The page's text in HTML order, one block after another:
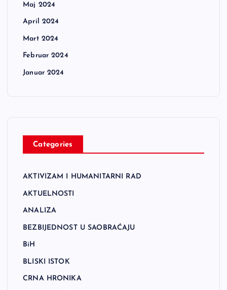
Maj 2024
April 2024
Mart 2024
Februar 2024
Januar 2024
Categories
AKTIVIZAM I HUMANITARNI RAD
AKTUELNOSTI
ANALIZA
BEZBIJEDNOST U SAOBRAĆAJU
BiH
BLISKI ISTOK
CRNA HRONIKA